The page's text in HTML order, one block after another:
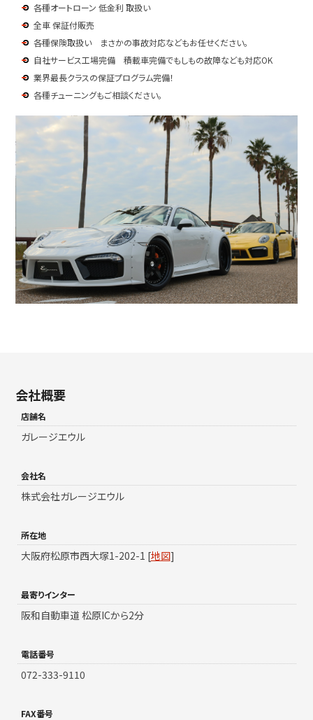
各種オートローン 低金利 取扱い
全車 保証付販売
各種保険取扱い まさかの事故対応などもお任せください。
自社サービス工場完備 積載車完備でもしもの故障なども対応OK
業界最長クラスの保証プログラム完備！
各種チューニングもご相談ください。
会社概要
店舗名
ガレージエウル
会社名
株式会社ガレージエウル
所在地
大阪府松原市西大塚1-202-1 [地図]
最寄りインター
阪和自動車道 松原ICから2分
電話番号
072-333-9110
FAX番号